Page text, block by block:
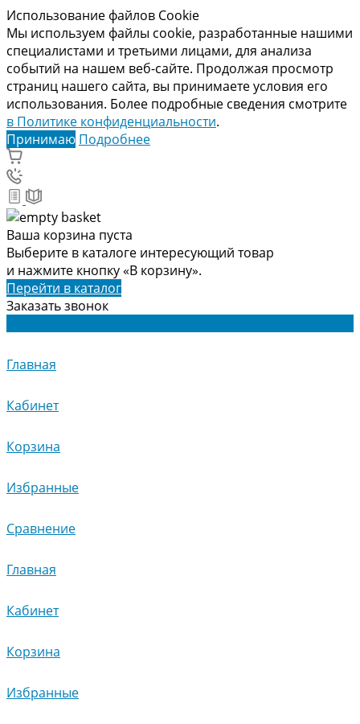
Использование файлов Cookie
Мы используем файлы cookie, разработанные нашими
специалистами и третьими лицами, для анализа
событий на нашем веб-сайте. Продолжая просмотр
страниц нашего сайта, вы принимаете условия его
использования. Более подробные сведения смотрите
в Политике конфиденциальности.
Принимаю Подробнее
Ваша корзина пуста
Выберите в каталоге интересующий товар
и нажмите кнопку «В корзину».
Перейти в каталог
Заказать звонок
Главная
Кабинет
Корзина
Избранные
Сравнение
Главная
Кабинет
Корзина
Избранные